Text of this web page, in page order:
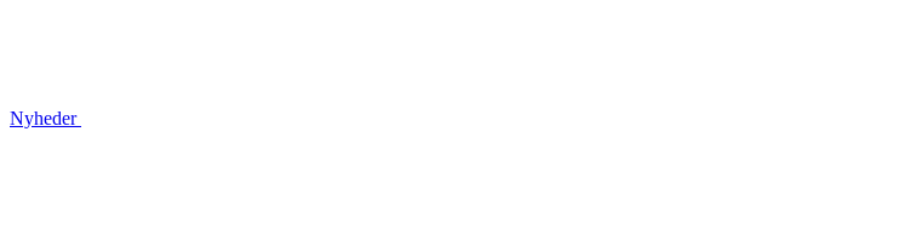
Nyheder